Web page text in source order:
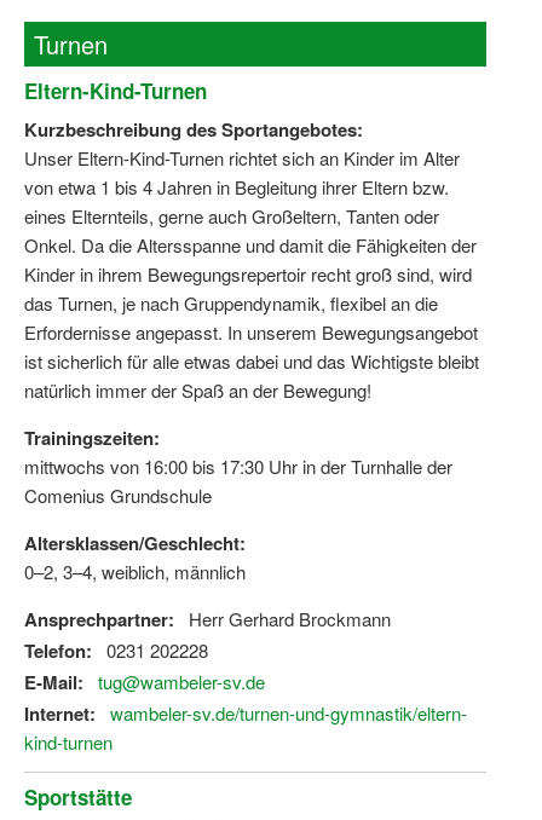
Turnen
Eltern-Kind-Turnen
Kurzbeschreibung des Sportangebotes:
Unser Eltern-Kind-Turnen richtet sich an Kinder im Alter
von etwa 1 bis 4 Jahren in Begleitung ihrer Eltern bzw.
eines Elternteils, gerne auch Großeltern, Tanten oder
Onkel. Da die Altersspanne und damit die Fähigkeiten der
Kinder in ihrem Bewegungsrepertoir recht groß sind, wird
das Turnen, je nach Gruppendynamik, flexibel an die
Erfordernisse angepasst. In unserem Bewegungsangebot
ist sicherlich für alle etwas dabei und das Wichtigste bleibt
natürlich immer der Spaß an der Bewegung!
Trainingszeiten:
mittwochs von 16:00 bis 17:30 Uhr in der Turnhalle der
Comenius Grundschule
Altersklassen/Geschlecht:
0–2, 3–4, weiblich, männlich
Ansprechpartner: Herr Gerhard Brockmann
Telefon: 0231 202228
E-Mail: tug@wambeler-sv.de
Internet:
wambeler-sv.de/turnen-und-gymnastik/eltern-
kind-turnen
Sportstätte